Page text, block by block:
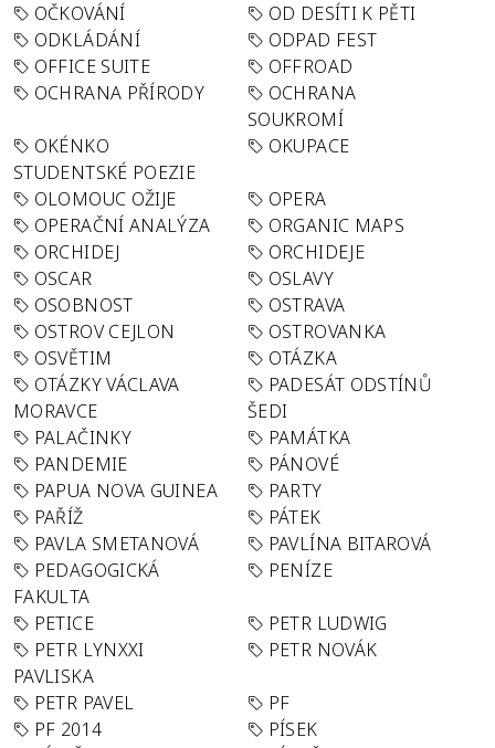
OČKOVÁNÍ
OD DESÍTI K PĚTI
ODKLÁDÁNÍ
ODPAD FEST
OFFICE SUITE
OFFROAD
OCHRANA PŘÍRODY
OCHRANA
SOUKROMÍ
OKÉNKO
STUDENTSKÉ POEZIE
OKUPACE
OLOMOUC OŽIJE
OPERA
OPERAČNÍ ANALÝZA
ORGANIC MAPS
ORCHIDEJ
ORCHIDEJE
OSCAR
OSLAVY
OSOBNOST
OSTRAVA
OSTROV CEJLON
OSTROVANKA
OSVĚTIM
OTÁZKA
OTÁZKY VÁCLAVA
MORAVCE
PADESÁT ODSTÍNŮ
ŠEDI
PALAČINKY
PAMÁTKA
PANDEMIE
PÁNOVÉ
PAPUA NOVA GUINEA
PARTY
PAŘÍŽ
PÁTEK
PAVLA SMETANOVÁ
PAVLÍNA BITAROVÁ
PEDAGOGICKÁ
FAKULTA
PENÍZE
PETICE
PETR LUDWIG
PETR LYNXXI
PAVLISKA
PETR NOVÁK
PETR PAVEL
PF
PF 2014
PÍSEK